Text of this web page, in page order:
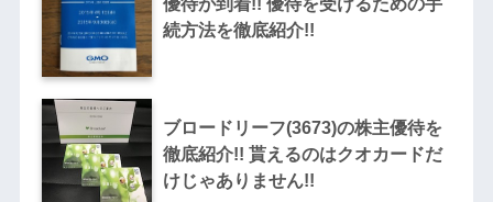
続方法を徹底紹介!!
ブロードリーフ(3673)の株主優待を
徹底紹介!! 貰えるのはクオカードだ
けじゃありません!!